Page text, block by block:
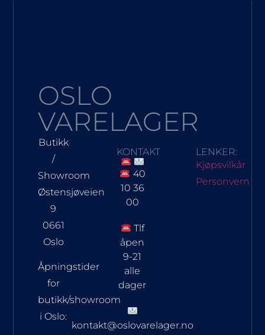
OSLO
VARELAGER
Butikk
/
Showroom
Østensjøveien
9
0661
Oslo
Åpningstider
for
butikk/showroom
i Oslo:
KONTAKT
40
10 36
00
Tlf
åpen
9-21
alle
dager
kontakt@oslovarelager.no
LENKER:
Kjøpsvilkår
Personvern